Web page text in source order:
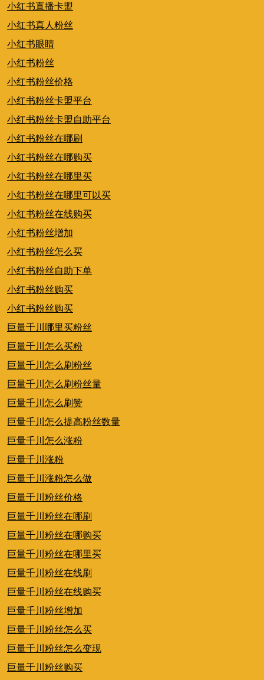
小红书直播卡盟
小红书真人粉丝
小红书眼睛
小红书粉丝
小红书粉丝价格
小红书粉丝卡盟平台
小红书粉丝卡盟自助平台
小红书粉丝在哪刷
小红书粉丝在哪购买
小红书粉丝在哪里买
小红书粉丝在哪里可以买
小红书粉丝在线购买
小红书粉丝增加
小红书粉丝怎么买
小红书粉丝自助下单
小红书粉丝购买
小红书粉丝购买
巨量千川哪里买粉丝
巨量千川怎么买粉
巨量千川怎么刷粉丝
巨量千川怎么刷粉丝量
巨量千川怎么刷赞
巨量千川怎么提高粉丝数量
巨量千川怎么涨粉
巨量千川涨粉
巨量千川涨粉怎么做
巨量千川粉丝价格
巨量千川粉丝在哪刷
巨量千川粉丝在哪购买
巨量千川粉丝在哪里买
巨量千川粉丝在线刷
巨量千川粉丝在线购买
巨量千川粉丝增加
巨量千川粉丝怎么买
巨量千川粉丝怎么变现
巨量千川粉丝购买